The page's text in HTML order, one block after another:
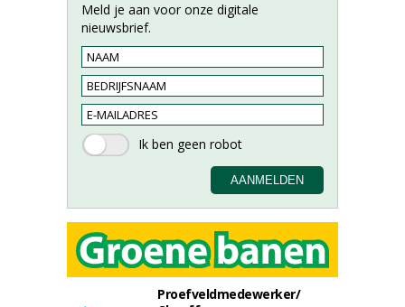
Meld je aan voor onze digitale
nieuwsbrief.
Proefveldmedewerker/